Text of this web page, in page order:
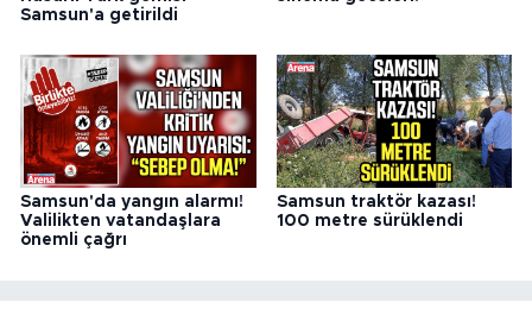
Samsun'a getirildi
Samsun'da yangın alarmı!
Valilikten vatandaşlara
önemli çağrı
Samsun traktör kazası!
100 metre sürüklendi